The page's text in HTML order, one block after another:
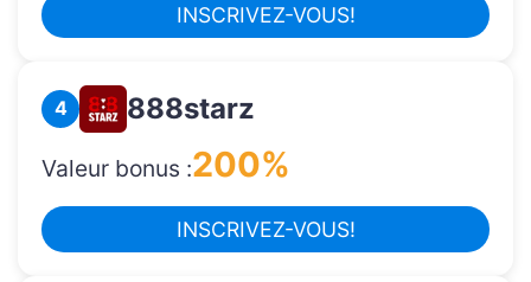
INSCRIVEZ-VOUS!
4 888starz
Valeur bonus :200%
INSCRIVEZ-VOUS!